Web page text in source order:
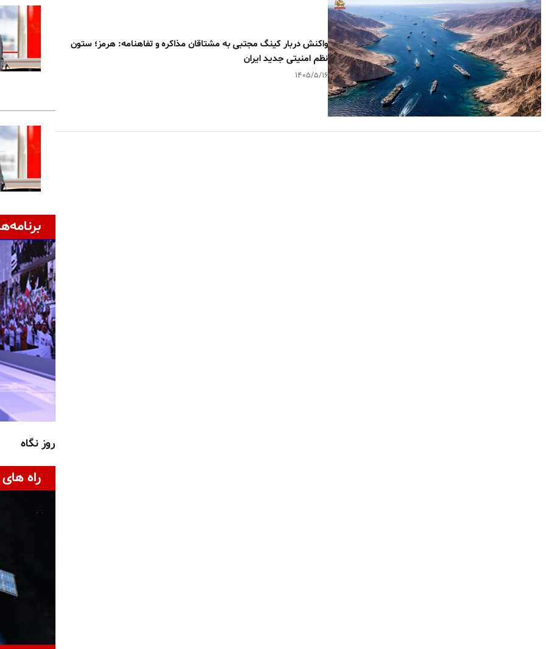
واکنش دربار کینگ مجتبی به مشتاقان مذاکره و تفاهنامه: هرمز؛ ستون
نظم امنیتی جدید ایران
۱۴۰۵/۵/۱۶
روز نگاه
راه